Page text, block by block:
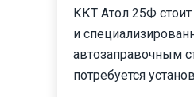
ККТ Атол 25Ф
и
автозаправочным
потребуется